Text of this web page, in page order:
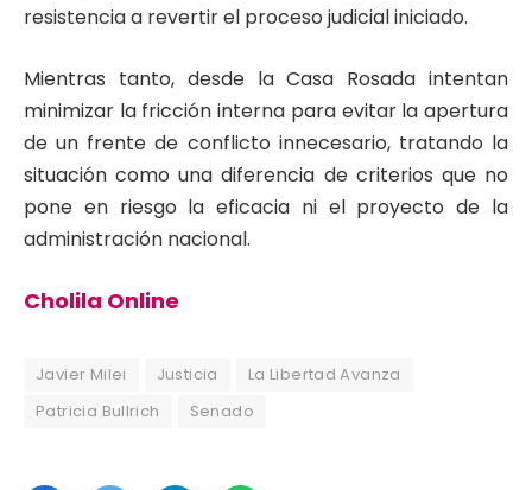
resistencia a revertir el proceso judicial iniciado.
Mientras tanto, desde la Casa Rosada intentan
minimizar la fricción interna para evitar la apertura
de un frente de conflicto innecesario, tratando la
situación como una diferencia de criterios que no
pone en riesgo la eficacia ni el proyecto de la
administración nacional.
Cholila Online
Javier Milei Justicia
La Libertad Avanza
Patricia Bullrich
Senado